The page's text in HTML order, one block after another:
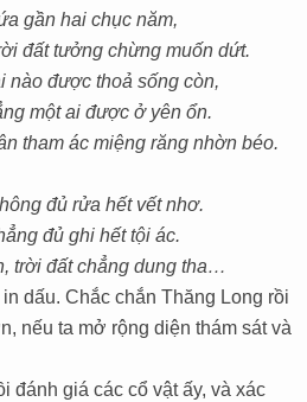
gần hai chục năm,
đất tưởng chừng muốn dứt.
nào được thoả sống còn,
một ai được ở yên ổn.
tham ác miệng răng nhờn béo.
đủ rửa hết vết nhơ.
đủ ghi hết tội ác.
trời đất chẳng dung tha…
dấu. Chắc chắn Thăng Long rồi
nếu ta mở rộng diện thám sát và
đánh giá các cổ vật ấy, và xác